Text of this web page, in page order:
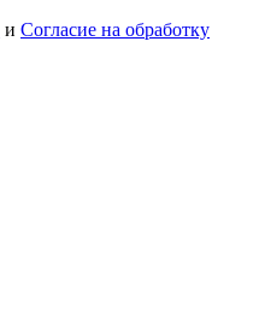
и Согласие на обработку